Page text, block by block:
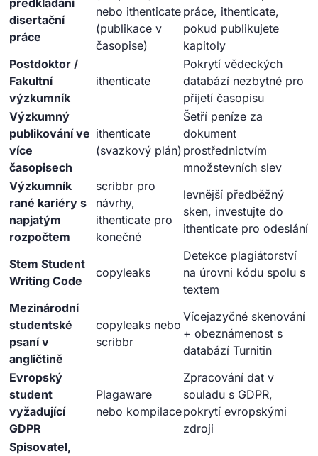
předkládání
disertační
práce
nebo ithenticate
(publikace v
časopise)
práce, ithenticate,
pokud publikujete
kapitoly
Postdoktor /
Fakultní
výzkumník
ithenticate
Pokrytí vědeckých
databází nezbytné pro
přijetí časopisu
Výzkumný
publikování ve
více
časopisech
ithenticate
(svazkový plán)
Šetří peníze za
dokument
prostřednictvím
množstevních slev
Výzkumník
rané kariéry s
napjatým
rozpočtem
scribbr pro
návrhy,
ithenticate pro
konečné
levnější předběžný
sken, investujte do
ithenticate pro odeslání
Stem Student
Writing Code
copyleaks
Detekce plagiátorství
na úrovni kódu spolu s
textem
Mezinárodní
studentské
psaní v
angličtině
copyleaks nebo
scribbr
Vícejazyčné skenování
+ obeznámenost s
databází Turnitin
Evropský
student
vyžadující
GDPR
Plagaware
nebo kompilace
Zpracování dat v
souladu s GDPR,
pokrytí evropskými
zdroji
Spisovatel,